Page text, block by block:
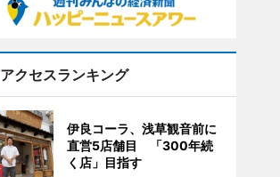
アクセスランキング
伊良コーラ、浅草観音前に
直営5店舗目 「300年続
く店」目指す